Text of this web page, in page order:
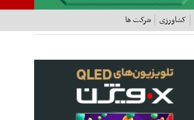
کشاورزی شرکت ها